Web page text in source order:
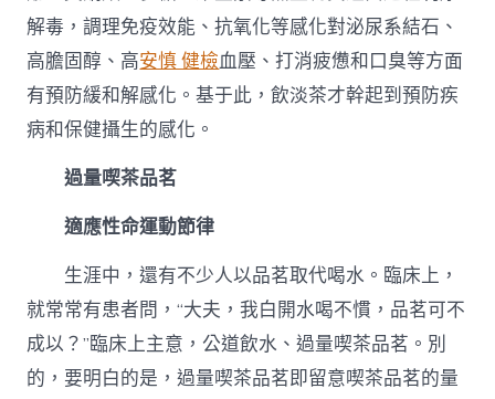
解毒，調理免疫效能、抗氧化等感化對泌尿系結石、
高膽固醇、高安慎 健檢血壓、打消疲憊和口臭等方面
有預防緩和解感化。基于此，飲淡茶才幹起到預防疾
病和保健攝生的感化。
過量喫茶品茗
適應性命運動節律
生涯中，還有不少人以品茗取代喝水。臨床上，
就常常有患者問，“大夫，我白開水喝不慣，品茗可不
成以？”臨床上主意，公道飲水、過量喫茶品茗。別
的，要明白的是，過量喫茶品茗即留意喫茶品茗的量